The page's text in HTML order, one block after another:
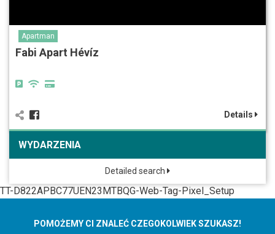
Apartman
Fabi Apart Hévíz
Details
WYDARZENIA
Detailed search
TT-D822APBC77UEN23MTBQG-Web-Tag-Pixel_Setup
POMOŻEMY CI ZNALEĆ CZEGOKOLWIEK SZUKASZ!